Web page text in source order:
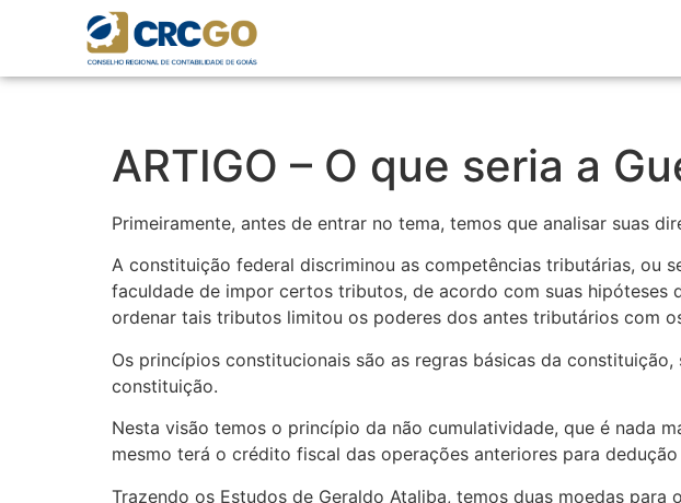
ARTIGO – O que seria a
Primeiramente, antes de entrar no tema, temos que analisar suas
A constituição federal discriminou as competências tributárias, ou
faculdade de impor certos tributos, de acordo com suas hipóteses
ordenar tais tributos limitou os poderes dos antes tributários com
Os princípios constitucionais são as regras básicas da
constituição.
Nesta visão temos o princípio da não cumulatividade, que é nada
mesmo terá o crédito fiscal das operações anteriores para
Trazendo os Estudos de Geraldo Ataliba, temos duas moedas